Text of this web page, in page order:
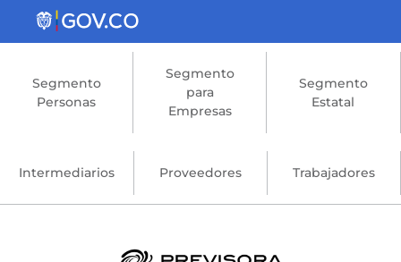
Saltar al contenido principal
Segmento
Personas
Segmento
para
Empresas
Segmento
Estatal
Intermediarios Proveedores Trabajadores